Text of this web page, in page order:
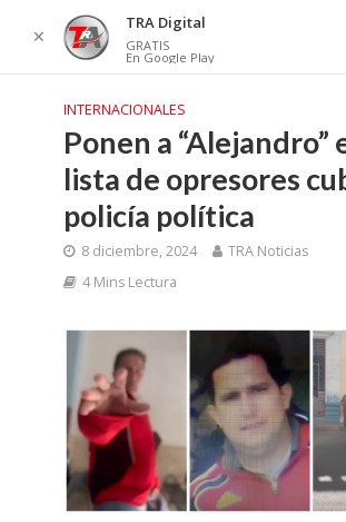
INTERNACIONALES
Ponen a “Alejandro”
lista de opresores
policía política
8 diciembre, 2024
TRA Noticias
4 Mins Lectura
✕
TRA Digital
GRATIS
En Google Play